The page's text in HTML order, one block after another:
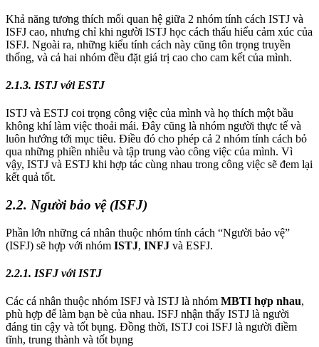
Khả năng tương thích mối quan hệ giữa 2 nhóm tính cách ISTJ và
ISFJ cao, nhưng chỉ khi người ISTJ học cách thấu hiểu cảm xúc của
ISFJ. Ngoài ra, những kiểu tính cách này cũng tôn trọng truyền
thống, và cả hai nhóm đều đặt giá trị cao cho cam kết của mình.
2.1.3. ISTJ với ESTJ
ISTJ và ESTJ coi trọng công việc của mình và họ thích một bầu
không khí làm việc thoải mái. Đây cũng là nhóm người thực tế và
luôn hướng tới mục tiêu. Điều đó cho phép cả 2 nhóm tính cách bỏ
qua những phiền nhiễu và tập trung vào công việc của mình. Vì
vậy, ISTJ và ESTJ khi hợp tác cùng nhau trong công việc sẽ đem lại
kết quả tốt.
2.2. Người bảo vệ (ISFJ)
Phần lớn những cá nhân thuộc nhóm tính cách “Người bảo vệ”
(ISFJ) sẽ hợp với nhóm ISTJ, INFJ và ESFJ.
2.2.1. ISFJ với ISTJ
Các cá nhân thuộc nhóm ISFJ và ISTJ là nhóm MBTI hợp nhau,
phù hợp để làm bạn bè của nhau. ISFJ nhận thấy ISTJ là người
đáng tin cậy và tốt bụng. Đồng thời, ISTJ coi ISFJ là người điềm
tĩnh, trung thành và tốt bụng